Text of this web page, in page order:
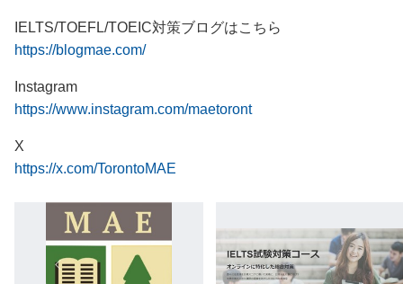
IELTS/TOEFL/TOEIC対策ブログはこちら
https://blogmae.com/
Instagram
https://www.instagram.com/maetoront
X
https://x.com/TorontoMAE